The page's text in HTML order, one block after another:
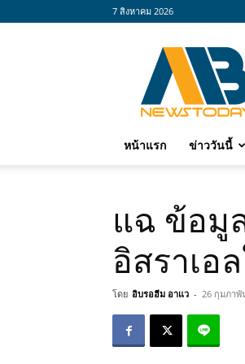
7 สิงหาคม 2026
หน้าแรก ข่าววันนี้
แฉ ข้อมู
อิสราเอ
โดย อิบรอฮีม อาแว - 26 กุมภาพั